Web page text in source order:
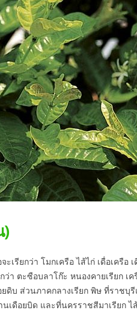
ะเรียกว่า โมกเครือ ไส้ไก่ เดื่อเครือ
ว่า ตะซือบลาโก๊ะ หนองคายเรียก เ
ยดิบ ส่วนภาคกลางเรียก พิษ ที่ราชบุ
นเดือยบิด และที่นครราชสีมาเรียก ไ